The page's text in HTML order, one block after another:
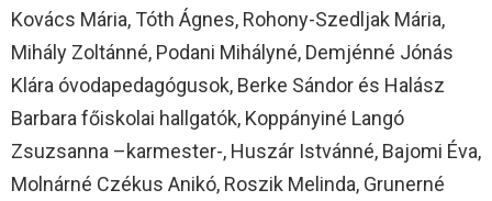
Kovács Mária, Tóth Ágnes, Rohony-Szedljak Mária,
Mihály Zoltánné, Podani Mihályné, Demjénné Jónás
Klára óvodapedagógusok, Berke Sándor és Halász
Barbara főiskolai hallgatók, Koppányiné Langó
Zsuzsanna –karmester-, Huszár Istvánné, Bajomi Éva,
Molnárné Czékus Anikó, Roszik Melinda, Grunerné